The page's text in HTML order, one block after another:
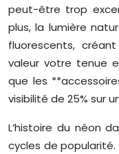
peut-être trop
plus, la lumière
fluorescents,
valeur votre tenue
que les
visibilité de 25% sur
L’histoire du néon
cycles de popularité.